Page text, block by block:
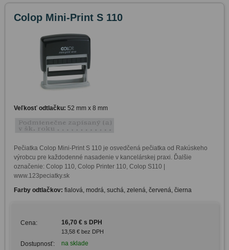
Colop Mini-Print S 110
Veľkosť odtlačku: 52 mm x 8 mm
Pečiatka Colop Mini-Print S 110 je osvedčená pečiatka od Rakúskeho
výrobcu pre každodenné nasadenie v kancelárskej praxi. Ďalšie
označenie: Colop 110, Colop Printer 110, Colop S110 |
www.123peciatky.sk
Farby odtlačkov: fialová, modrá, suchá, zelená, červená, čierna
Cena: 16,70 € s DPH
13,58 € bez DPH
Dostupnosť: na sklade